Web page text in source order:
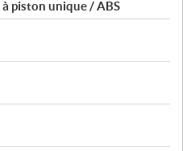
piston unique / ABS